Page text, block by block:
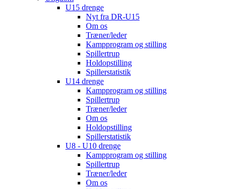
U15 drenge
Nyt fra DR-U15
Om os
Træner/leder
Kampprogram og stilling
Spillertrup
Holdopstilling
Spillerstatistik
U14 drenge
Kampprogram og stilling
Spillertrup
Træner/leder
Om os
Holdopstilling
Spillerstatistik
U8 - U10 drenge
Kampprogram og stilling
Spillertrup
Træner/leder
Om os